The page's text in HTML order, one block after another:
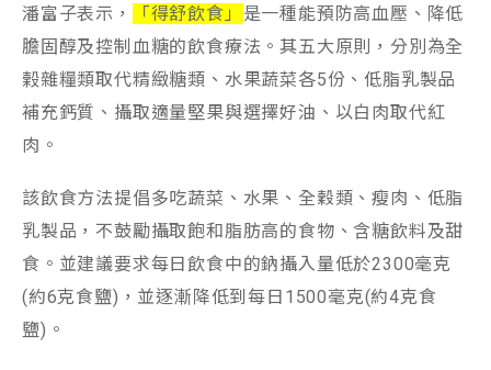
潘富子表示， 「得舒飲食」 是一種能預防高血壓、降低
膽固醇及控制血糖的飲食療法。其五大原則，分別為全
榖雜糧類取代精緻糖類、水果蔬菜各5份、低脂乳製品
補充鈣質、攝取適量堅果與選擇好油、以白肉取代紅
肉。
該飲食方法提倡多吃蔬菜、水果、全穀類、瘦肉、低脂
乳製品，不鼓勵攝取飽和脂肪高的食物、含糖飲料及甜
食。並建議要求每日飲食中的鈉攝入量低於2300毫克
(約6克食鹽)，並逐漸降低到每日1500毫克(約4克食
鹽)。